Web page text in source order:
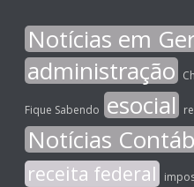
Notícias em
administração
Fique Sabendo esocial
Notícias
receita federal